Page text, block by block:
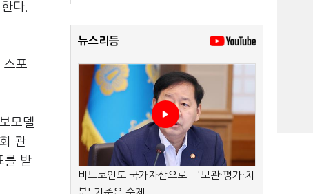
다.
스포
모델
관
를 받
뉴스리듬
비트코인도 국가자산으로…'보관·평가·처